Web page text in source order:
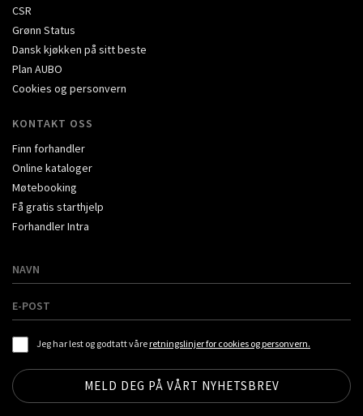
CSR
Grønn Status
Dansk kjøkken på sitt beste
Plan AUBO
Cookies og personvern
KONTAKT OSS
Finn forhandler
Online kataloger
Møtebooking
Få gratis starthjelp
Forhandler Intra
Jeg har lest og godtatt våreretningslinjer for cookies og personvern.